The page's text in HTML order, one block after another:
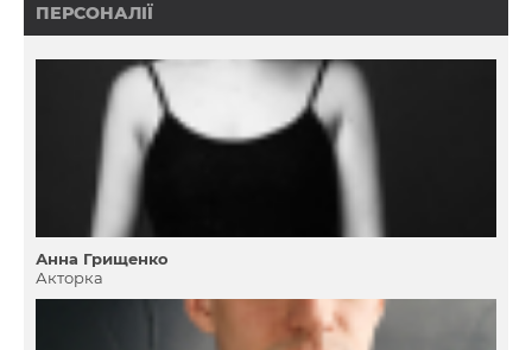
ПЕРСОНАЛІЇ
Анна Грищенко
Акторка